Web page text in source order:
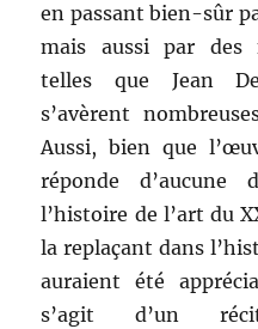
en passant bien-sûr
mais aussi par des
telles que Jean
s’avèrent
Aussi, bien que
réponde d’aucune
l’histoire de l’art du
la replaçant dans
auraient été
s’agit d’un